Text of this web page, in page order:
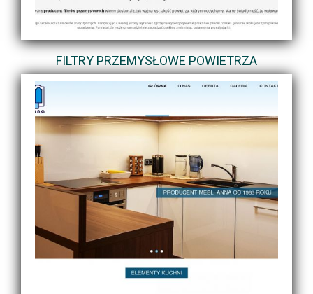
FILTRY PRZEMYSŁOWE POWIETRZA